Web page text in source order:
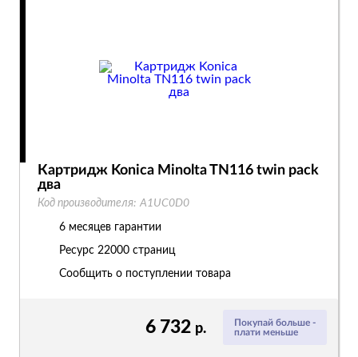
Покупай больше -
плати меньше
6 732 р.
Картридж Konica Minolta TN116 twin pack
два
Код производителя: A1UC0D0
6 месяцев гарантии
Ресурс 22000 страниц
Сообщить о поступлении товара